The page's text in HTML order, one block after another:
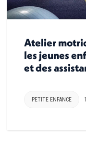
Atelier
les jeunes
et des
PETITE ENFANCE